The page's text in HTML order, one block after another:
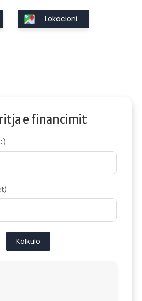
Lokacioni
e financimit
Kalkulo